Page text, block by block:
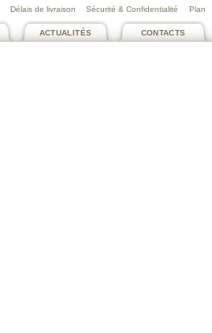
Plan
Délais de livraison Sécurité & Confidentialité
CONTACTS
ACTUALITÉS